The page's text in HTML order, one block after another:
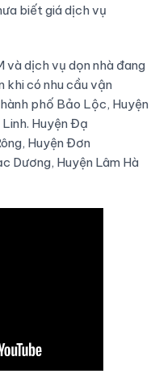
biết giá dịch vụ
và dịch vụ dọn nhà đang
khi có nhu cầu vận
phố Bảo Lộc, Huyện
Huyện Đạ
Huyện Đơn
Dương, Huyện Lâm Hà